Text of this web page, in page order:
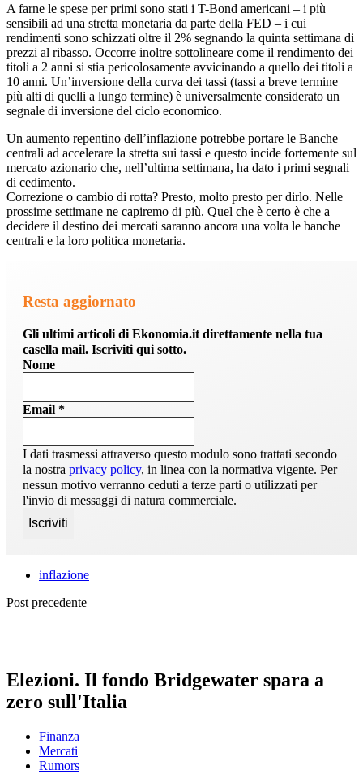
A farne le spese per primi sono stati i T-Bond americani – i più
sensibili ad una stretta monetaria da parte della FED – i cui
rendimenti sono schizzati oltre il 2% segnando la quinta settimana di
prezzi al ribasso. Occorre inoltre sottolineare come il rendimento dei
titoli a 2 anni si stia pericolosamente avvicinando a quello dei titoli a
10 anni. Un’inversione della curva dei tassi (tassi a breve termine
più alti di quelli a lungo termine) è universalmente considerato un
segnale di inversione del ciclo economico.
Un aumento repentino dell’inflazione potrebbe portare le Banche
centrali ad accelerare la stretta sui tassi e questo incide fortemente sul
mercato azionario che, nell’ultima settimana, ha dato i primi segnali
di cedimento.
Correzione o cambio di rotta? Presto, molto presto per dirlo. Nelle
prossime settimane ne capiremo di più. Quel che è certo è che a
decidere il destino dei mercati saranno ancora una volta le banche
centrali e la loro politica monetaria.
Resta aggiornato
Gli ultimi articoli di Ekonomia.it direttamente nella tua
casella mail. Iscriviti qui sotto.
Nome
Email *
I dati trasmessi attraverso questo modulo sono trattati secondo
la nostra privacy policy, in linea con la normativa vigente. Per
nessun motivo verranno ceduti a terze parti o utilizzati per
l'invio di messaggi di natura commerciale.
inflazione
Post precedente
Elezioni. Il fondo Bridgewater spara a
zero sull'Italia
Finanza
Mercati
Rumors